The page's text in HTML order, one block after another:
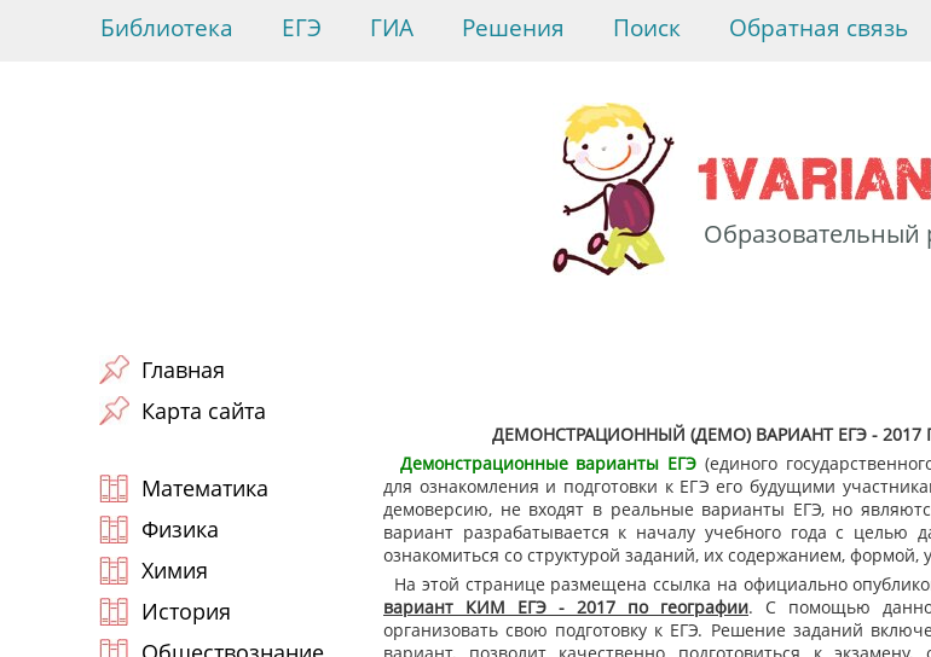
Библиотека ЕГЭ ГИА Решения Поиск Обратная связь
Образовательный
Главная
Карта сайта
Математика
Физика
Химия
История
ДЕМОНСТРАЦИОННЫЙ (ДЕМО) ВАРИАНТ ЕГЭ - 2017
Демонстрационные варианты ЕГЭ (единого
для ознакомления и подготовки к ЕГЭ его будущими
демоверсию, не входят в реальные варианты ЕГЭ, но
вариант разрабатывается к началу учебного года с целью
ознакомиться со структурой заданий, их содержанием, формой,
На этой странице размещена ссылка на официально
вариант КИМ ЕГЭ - 2017 по географии. С помощью
организовать свою подготовку к ЕГЭ. Решение заданий